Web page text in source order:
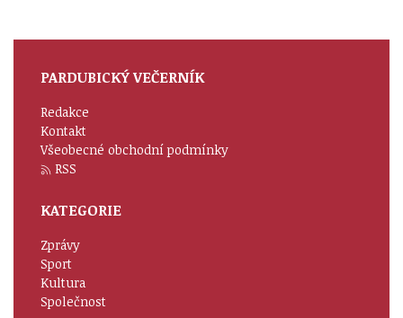
PARDUBICKÝ VEČERNÍK
Redakce
Kontakt
Všeobecné obchodní podmínky
RSS
KATEGORIE
Zprávy
Sport
Kultura
Společnost